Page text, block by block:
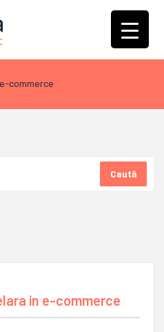
commerce
Caută
in e-commerce